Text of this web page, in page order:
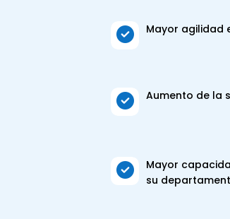
 Mayor agilidad
 Aumento de la

Mayor
su